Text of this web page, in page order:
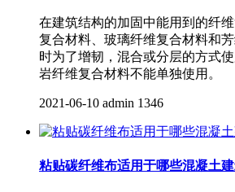
在建筑结构的加固中能用到的纤
复合材料、玻璃纤维复合材料和
时为了增韧，混合或分层的方式
岩纤维复合材料不能单独使用。
2021-06-10 admin 1346
粘贴碳纤维布适用于哪些混凝土